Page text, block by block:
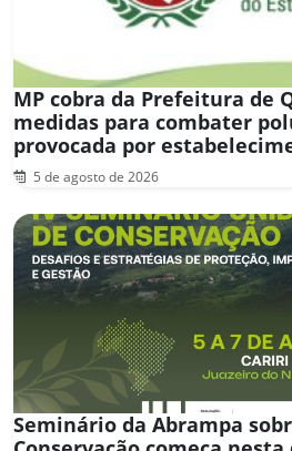
MP cobra da Prefeitura de
medidas para combater
provocada por
5 de agosto de 2026
Seminário da Abrampa